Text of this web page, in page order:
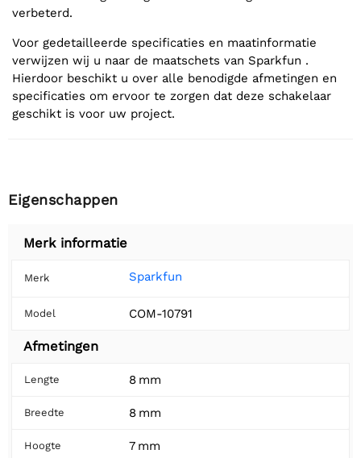
verbeterd.
Voor gedetailleerde specificaties en maatinformatie
verwijzen wij u naar de maatschets van Sparkfun .
Hierdoor beschikt u over alle benodigde afmetingen en
specificaties om ervoor te zorgen dat deze schakelaar
geschikt is voor uw project.
Eigenschappen
Merk informatie
Merk Sparkfun
Model COM-10791
Afmetingen
Lengte 8 mm
Breedte 8 mm
Hoogte 7 mm